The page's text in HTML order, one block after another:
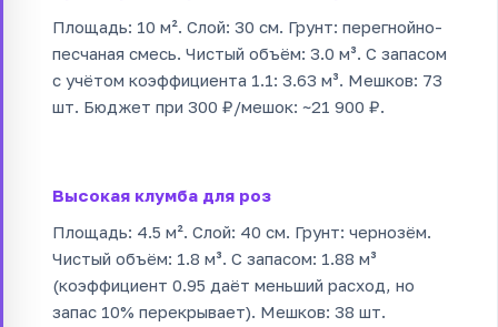
Площадь: 10 м². Слой: 30 см. Грунт: перегнойно-
песчаная смесь. Чистый объём: 3.0 м³. С запасом
с учётом коэффициента 1.1: 3.63 м³. Мешков: 73
шт. Бюджет при 300 ₽/мешок: ~21 900 ₽.
Высокая клумба для роз
Площадь: 4.5 м². Слой: 40 см. Грунт: чернозём.
Чистый объём: 1.8 м³. С запасом: 1.88 м³
(коэффициент 0.95 даёт меньший расход, но
запас 10% перекрывает). Мешков: 38 шт.